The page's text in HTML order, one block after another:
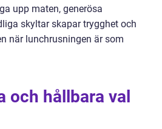
upp maten, generösa
skyltar skapar trygghet och
när lunchrusningen är som
och hållbara val